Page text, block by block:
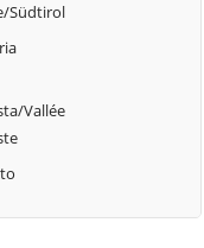
Südtirol
Vallée